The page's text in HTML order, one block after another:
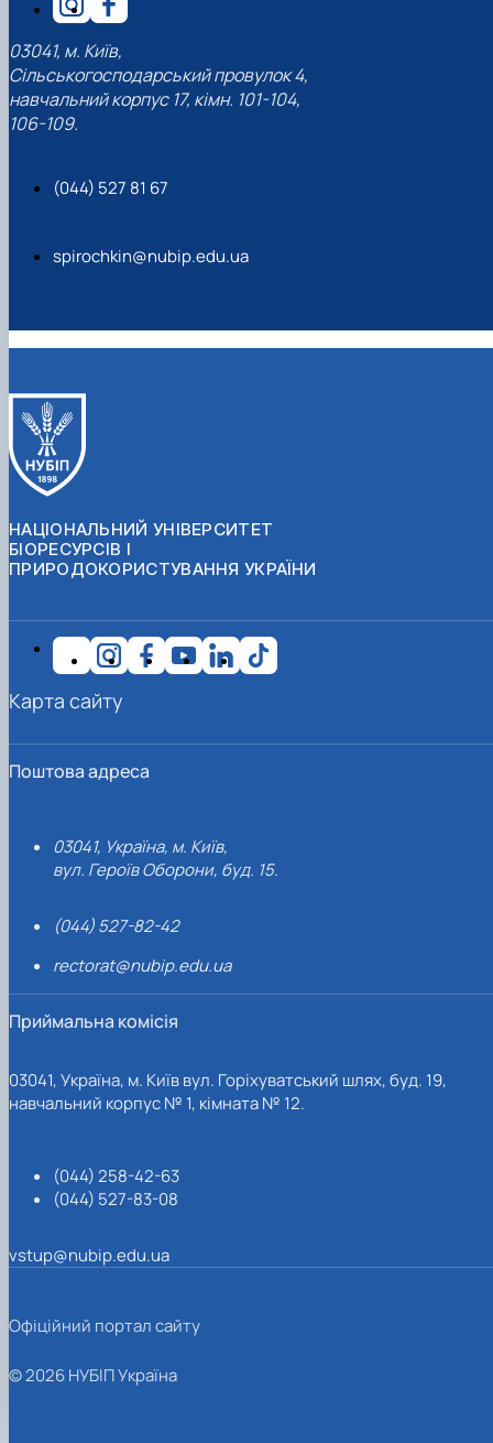
03041, м. Київ,
Сільськогосподарський провулок 4,
навчальний корпус 17, кімн. 101-104,
106-109.
(044) 527 81 67
spirochkin@nubip.edu.ua
НАЦІОНАЛЬНИЙ УНІВЕРСИТЕТ
БІОРЕСУРСІВ І
ПРИРОДОКОРИСТУВАННЯ УКРАЇНИ
Поштова адреса
03041, Україна, м. Київ,
вул. Героїв Оборони, буд. 15.
(044) 527-82-42
rectorat@nubip.edu.ua
Приймальна комісія
03041, Україна, м. Київ вул. Горіхуватський шлях, буд. 19,
навчальний корпус № 1, кімната № 12.
(044) 258-42-63
(044) 527-83-08
vstup@nubip.edu.ua
Карта сайту
Офіційний портал сайту
© 2026 НУБІП Україна